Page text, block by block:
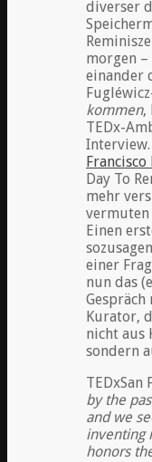
diverser
morgen
einander
kommen,
TEDx-
Francisco
Day To
mehr
vermuten
Einen
einer
nun das
Kurator,
nicht aus
sondern
TEDxSan
by the
and we
inventing
honors